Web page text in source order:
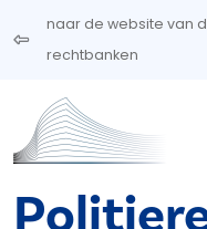
Overslaan en naar de
naar de website van
rechtbanken